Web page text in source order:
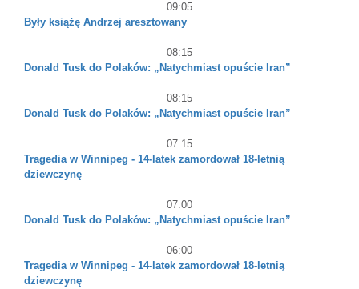
09:05
Były książę Andrzej aresztowany
08:15
Donald Tusk do Polaków: „Natychmiast opuście Iran”
08:15
Donald Tusk do Polaków: „Natychmiast opuście Iran”
07:15
Tragedia w Winnipeg - 14-latek zamordował 18-letnią
dziewczynę
07:00
Donald Tusk do Polaków: „Natychmiast opuście Iran”
06:00
Tragedia w Winnipeg - 14-latek zamordował 18-letnią
dziewczynę